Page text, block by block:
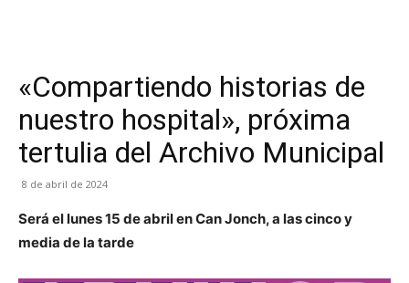
«Compartiendo historias de
nuestro hospital», próxima
tertulia del Archivo Municipal
8 de abril de 2024
Será el lunes 15 de abril en Can Jonch, a las cinco y
media de la tarde